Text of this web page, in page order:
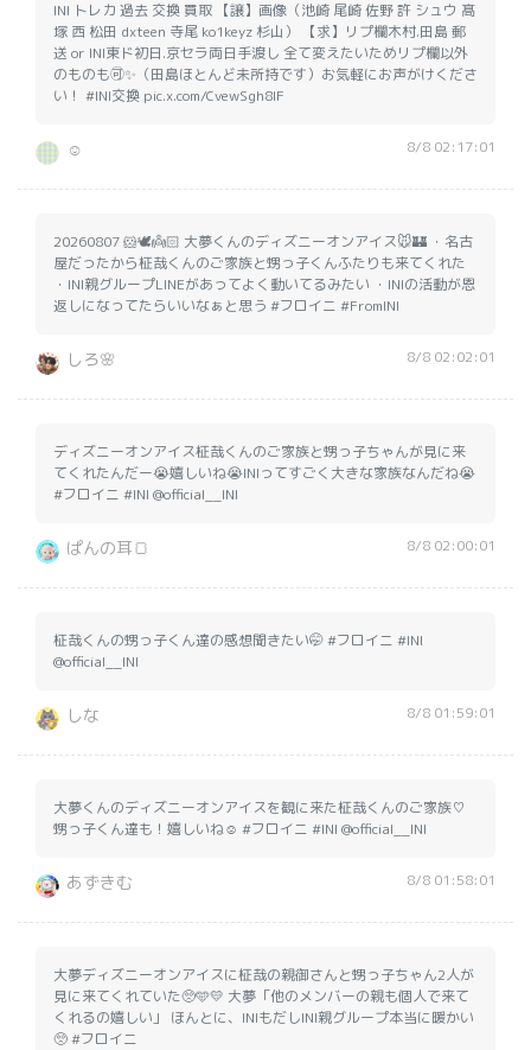
INI トレカ 過去 交換 買取 【譲】画像（池崎 尾崎 佐野 許 シュウ 髙
塚 西 松田 dxteen 寺尾 ko1keyz 杉山） 【求】リプ欄木村.田島 郵
送 or INI東ド初日.京セラ両日手渡し 全て変えたいためリプ欄以外
のものも🉑✨（田島ほとんど未所持です）お気軽にお声がけくださ
い！ #INI交換 pic.x.com/CvewSgh8IF
☺︎ 8/8 02:17:01
20260807 🐹🕊👼🏻 大夢くんのディズニーオンアイス🐭🏰 ・名古
屋だったから柾哉くんのご家族と甥っ子くんふたりも来てくれた
・INI親グループLINEがあってよく動いてるみたい ・INIの活動が恩
返しになってたらいいなぁと思う #フロイニ #FromINI
しろ🌸 8/8 02:02:01
ディズニーオンアイス柾哉くんのご家族と甥っ子ちゃんが見に来
てくれたんだー😭嬉しいね😭INIってすごく大きな家族なんだね😭
#フロイニ #INI @official__INI
ぱんの耳🍞 8/8 02:00:01
柾哉くんの甥っ子くん達の感想聞きたい🤭 #フロイニ #INI
@official__INI
しな 8/8 01:59:01
大夢くんのディズニーオンアイスを観に来た柾哉くんのご家族♡
甥っ子くん達も！嬉しいね☺️ #フロイニ #INI @official__INI
あずきむ 8/8 01:58:01
大夢ディズニーオンアイスに柾哉の親御さんと甥っ子ちゃん2人が
見に来てくれていた🥺🩵💛 大夢「他のメンバーの親も個人で来て
くれるの嬉しい」 ほんとに、INIもだしINI親グループ本当に暖かい
🥺 #フロイニ